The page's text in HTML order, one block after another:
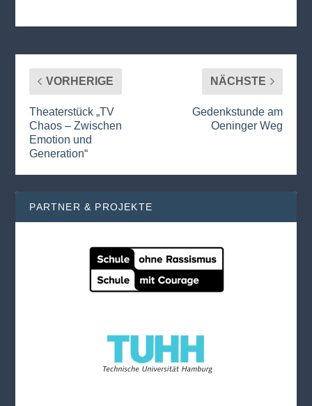
VORHERIGE
Theaterstück „TV
Chaos – Zwischen
Emotion und
Generation“
NÄCHSTE
Gedenkstunde am
Oeninger Weg
PARTNER & PROJEKTE